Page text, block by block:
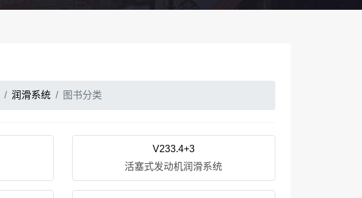
润滑系统 图书分类
V233.4+3
活塞式发动机润滑系统